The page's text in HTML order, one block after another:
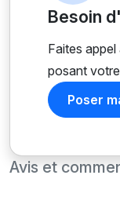
Besoin
Faites
posant
Poser
Avis et